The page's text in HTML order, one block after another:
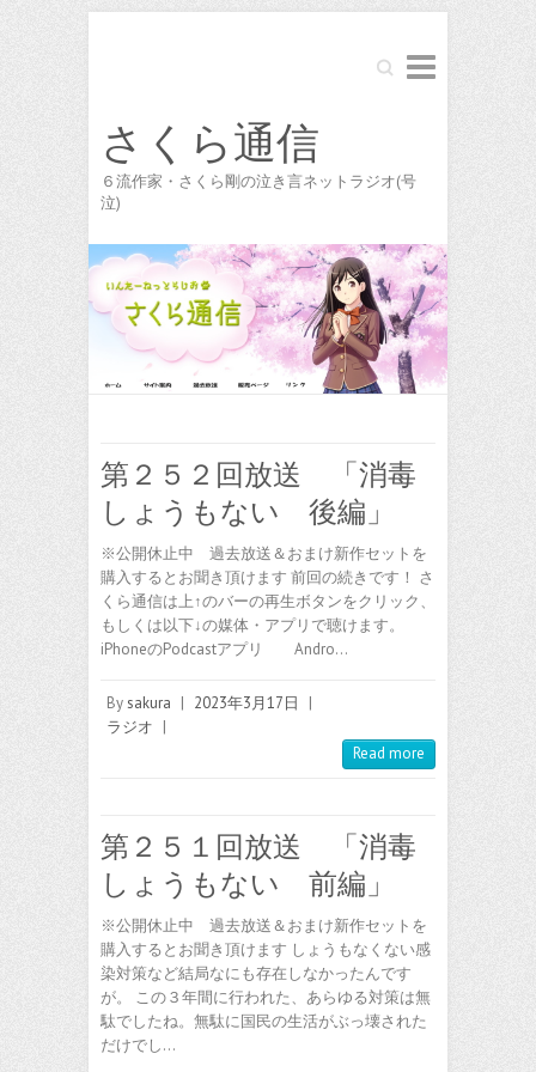
Search
さくら通信
６流作家・さくら剛の泣き言ネットラジオ(号
泣)
第２５２回放送 「消毒
しょうもない 後編」
※公開休止中 過去放送＆おまけ新作セットを
購入するとお聞き頂けます 前回の続きです！ さ
くら通信は上↑のバーの再生ボタンをクリック、
もしくは以下↓の媒体・アプリで聴けます。
iPhoneのPodcastアプリ Andro…
Bysakura | 2023年3月17日
|
ラジオ |
Read more
第２５１回放送 「消毒
しょうもない 前編」
※公開休止中 過去放送＆おまけ新作セットを
購入するとお聞き頂けます しょうもなくない感
染対策など結局なにも存在しなかったんです
が。 この３年間に行われた、あらゆる対策は無
駄でしたね。無駄に国民の生活がぶっ壊された
だけでし…